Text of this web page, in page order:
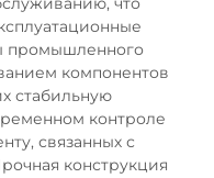
промышленного
компонентов
стабильную
контроле
связанных с
конструкция